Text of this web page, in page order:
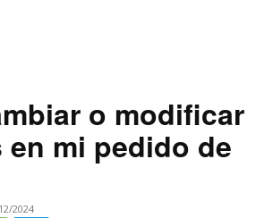
o modificar
mi pedido de
2024